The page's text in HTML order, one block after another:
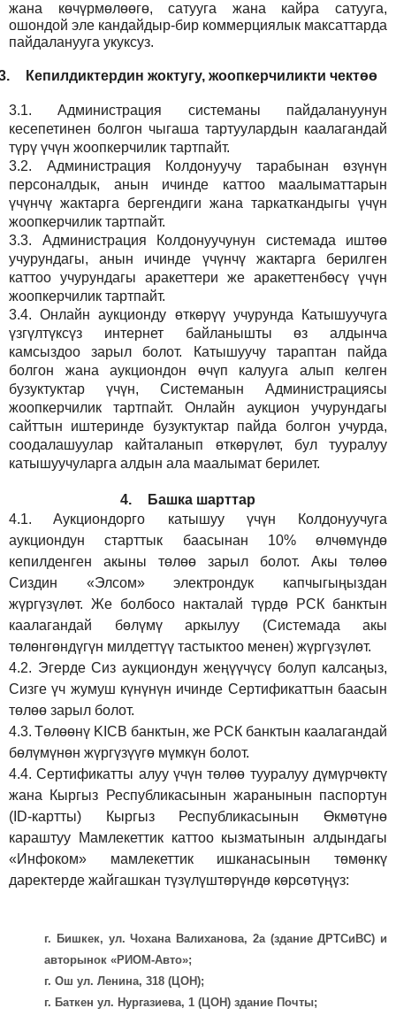
жана көчүрмөлөөгө, сатууга жана кайра сатууга,
ошондой эле кандайдыр-бир коммерциялык максаттарда
пайдаланууга укуксуз.
Кепилдиктердин жоктугу, жоопкерчиликти чектөө
3.1.Администрация системаны пайдалануунун
кесепетинен болгон чыгаша тартуулардын каалагандай
түрү үчүн жоопкерчилик тартпайт.
3.2. Администрация
Колдонуучу тарабынан өзүнүн
персоналдык, анын ичинде каттоо маалыматтарын
үчүнчү жактарга бергендиги жана таркаткандыгы үчүн
жоопкерчилик тартпайт.
3.3. Администрация Колдонуучунун системада иштөө
учурундагы, анын ичинде үчүнчү жактарга берилген
каттоо учурундагы аракеттери же аракеттенбөсү үчүн
жоопкерчилик тартпайт.
3.4.Онлайн аукционду өткөрүү учурунда Катышуучуга
үзгүлтүксүз интернет байланышты өз алдынча
камсыздоозарыл болот.
Катышуучу тараптан пайда
болгон жана аукциондон өчүп калууга алып келген
бузуктуктар үчүн, Системанын Администрациясы
жоопкерчилик тартпайт. Онлайн аукцион учурундагы
сайттын иштеринде бузуктуктар пайда болгон учурда,
соодалашуулар кайталанып өткөрүлөт, бул тууралуу
катышуучуларга алдын ала маалымат берилет.
4.
Башка шарттар
4.1.
Аукциондорго катышуу үчүн Колдонуучуга
аукциондун старттык баасынан 10% өлчөмүндө
кепилденген акыны төлөө зарыл болот. Акы төлөө
Сиздин «Элсом»электрондук капчыгыңыздан
жүргүзүлөт. Же болбосо накталай түрдө РСК банктын
каалагандай бөлүмү аркылуу (Системада акы
төлөнгөндүгүн милдеттүү тастыктоо менен) жүргүзүлөт.
4.2. Эгерде Сиз аукциондун жеңүүчүсү болуп калсаңыз,
Сизге үч жумуш күнүнүн ичинде Сертификаттын баасын
төлөө зарыл болот.
4.3. Төлөөнү KICB банктын, же РСК банктын каалагандай
бөлүмүнөн жүргүзүүгө мүмкүн болот.
4.4.Сертификатты алуу үчүн төлөө тууралуу дүмүрчөктү
жана Кыргыз Республикасынын жаранынын паспортун
(ID-картты) Кыргыз Республикасынын Өкмөтүнө
караштуу Мамлекеттик каттоо кызматынын алдындагы
«Инфоком» мамлекеттик ишканасынын төмөнкү
даректерде жайгашкан түзүлүштөрүндө көрсөтүңүз:
г. Бишкек, ул. Чохана Валиханова, 2а (здание ДРТСиВС) и
авторынок «РИОМ-Авто»;
г. Ош ул. Ленина, 318 (ЦОН);
г. Баткен ул. Нургазиева, 1 (ЦОН) здание Почты;